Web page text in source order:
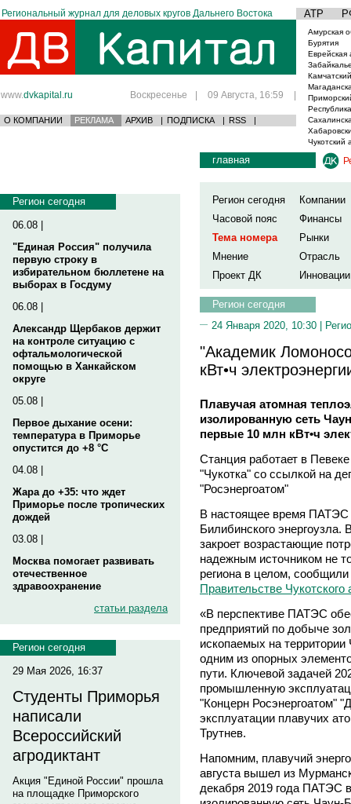
Региональный журнал для деловых кругов Дальнего Востока АТР
www.dvkapital.ru Воскресенье | 09 Августа, 16:59 |
О КОМПАНИИ РЕКЛАМА АРХИВ | ПОДПИСКА | RSS |
Амурская
Бурятия
Еврейская
Чукотский
Регион сегодня
06.08 |
"Единая Россия" получила
первую строку в
избирательном бюллетене на
выборах в Госдуму
06.08 |
Александр Щербаков держит
на контроле ситуацию с
офтальмологической
помощью в Ханкайском
округе
05.08 |
Первое дыхание осени:
температура в Приморье
опустится до +8 °C
04.08 |
Жара до +35: что ждет
Приморье после тропических
дождей
03.08 |
Москва помогает развивать
отечественное
здравоохранение
статьи раздела
Регион сегодня
29 Мая 2026, 16:37
Студенты Приморья
написали
Всероссийский
агродиктант
Акция "Единой России" прошла
на площадке Приморского
главная
Регион сегодня
Компании
Часовой пояс
Финансы
Тема номера
Рынки
Мнение
Отрасль
Проект ДК
Инновации
Регион сегодня
24 Января 2020, 10:30 |
"Академик
кВт•ч
Плавучая атомная
изолированную сеть
первые 10 млн кВт•ч
Станция работает в
"Чукотка" со ссылкой на
"Росэнергоатом"
В настоящее время ПАТЭС
Билибинского
закроет возрастающие
надежным источником не
региона в целом,
Правительстве Чукотского
«В перспективе ПАТЭС
предприятий по добыче
ископаемых на
одним из опорных
пути. Ключевой задачей
промышленную
"Концерн Росэнергоатом"
эксплуатации плавучих
Трутнев.
Напомним, плавучий
августа вышел из
декабря 2019 года ПАТЭС